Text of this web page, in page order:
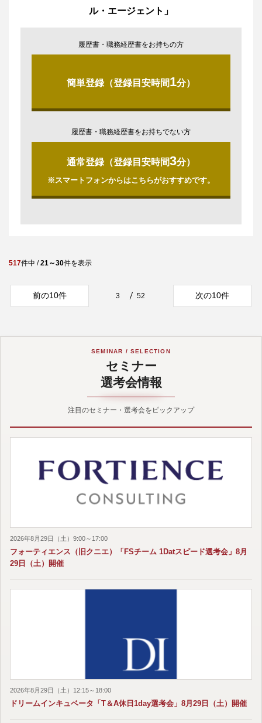
ル・エージェント」
履歴書・職務経歴書をお持ちの方
簡単登録（登録目安時間1分）
履歴書・職務経歴書をお持ちでない方
通常登録（登録目安時間3分）
※スマートフォンからはこちらがおすすめです。
517件中 /21～30件を表示
前の10件 3 52 次の10件
SEMINAR / SELECTION
セミナー
選考会情報
注目のセミナー・選考会をピックアップ
2026年8月29日（土）9:00～17:00
フォーティエンス（旧クニエ）「FSチーム 1Datスピード選考会」8月
29日（土）開催
2026年8月29日（土）12:15～18:00
ドリームインキュベータ「T＆A休日1day選考会」8月29日（土）開催